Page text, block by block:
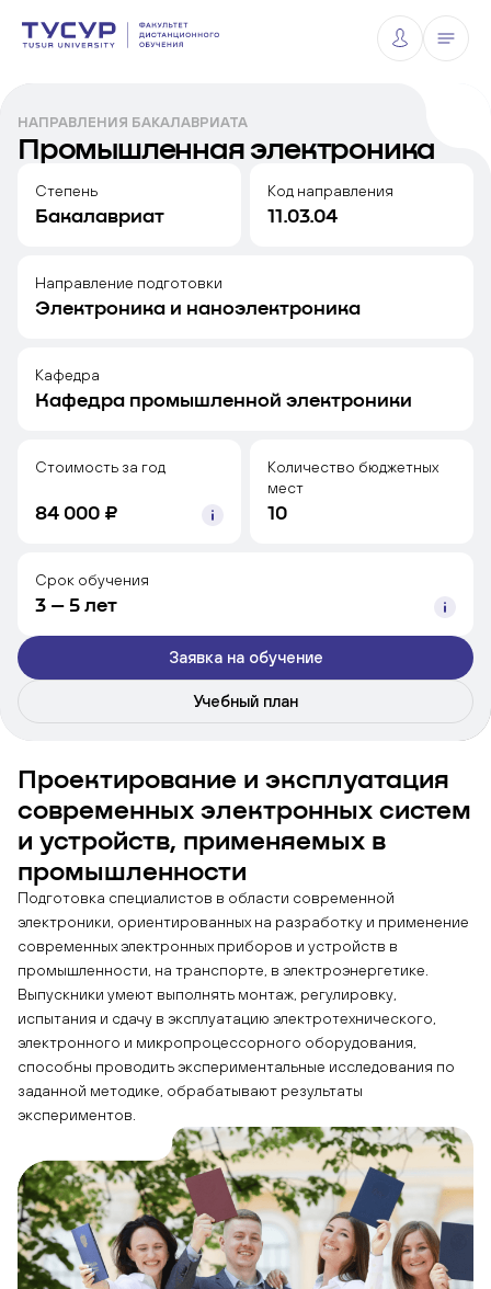
НАПРАВЛЕНИЯ БАКАЛАВРИАТА
Промышленная электроника
Заявка на обучение
Учебный план
Степень
Бакалавриат
Код направления
11.03.04
Направление подготовки
Электроника и наноэлектроника
Кафедра
Кафедра промышленной электроники
Стоимость за год
84 000 ₽
Количество бюджетных
мест
10
Срок обучения
3 – 5 лет
Проектирование и эксплуатация
современных электронных систем
и устройств, применяемых в
промышленности
Подготовка специалистов в области современной
электроники, ориентированных на разработку и применение
современных электронных приборов и устройств в
промышленности, на транспорте, в электроэнергетике.
Выпускники умеют выполнять монтаж, регулировку,
испытания и сдачу в эксплуатацию электротехнического,
электронного и микропроцессорного оборудования,
способны проводить экспериментальные исследования по
заданной методике, обрабатывают результаты
экспериментов.